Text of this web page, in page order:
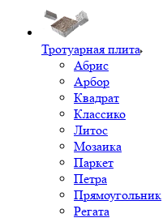
Тротуарная плита
Абрис
Арбор
Квадрат
Классико
Литос
Мозаика
Паркет
Петра
Прямоугольник
Регата